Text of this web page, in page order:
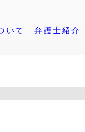
いて 弁護士紹介